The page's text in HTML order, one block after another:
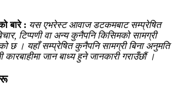
बारे : यस एभरेस्ट आवाज डटकमबाट सम्प्रेषित
टिप्पणी वा अन्य कुनैपनि किसिमको सामग्री
छ । यहाँ सम्प्रेषित कुनैपनि सामग्री बिना अनुमति
कारबाहीमा जान बाध्य हुने जानकारी गराउँछौं ।